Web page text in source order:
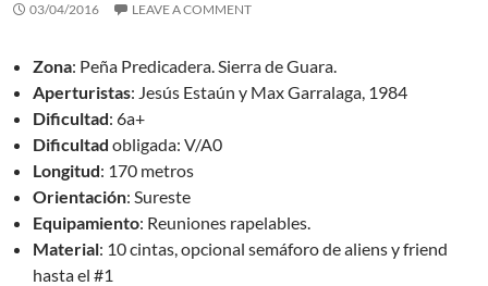
03/04/2016 LEAVE A COMMENT
Zona: Peña Predicadera. Sierra de Guara.
Aperturistas: Jesús Estaún y Max Garralaga, 1984
Dificultad: 6a+
Dificultad obligada: V/A0
Longitud: 170 metros
Orientación: Sureste
Equipamiento: Reuniones rapelables.
Material: 10 cintas, opcional semáforo de aliens y friend
hasta el #1